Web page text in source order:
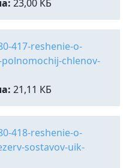
23,00 КБ
417-reshenie-o-
chlenov-
21,11 КБ
418-reshenie-o-
sostavov-uik-